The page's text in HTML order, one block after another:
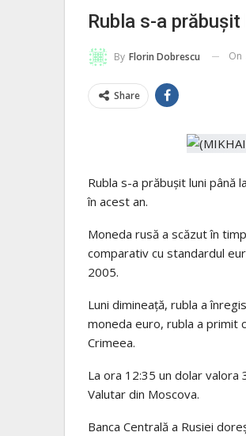
Rubla s-a
By Florin Dobrescu On
Share
Rubla s-a prăbuşit luni până
în acest an.
Moneda rusă a scăzut în
comparativ cu standardul
2005.
Luni dimineaţă, rubla a
moneda euro, rubla a primit
Crimeea.
La ora 12:35 un dolar
Valutar din Moscova.
Banca Centrală a Rusiei